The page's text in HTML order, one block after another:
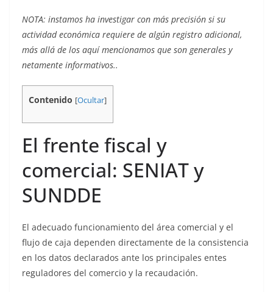
NOTA: instamos ha investigar con más precisión si su
actividad económica requiere de algún registro adicional,
más allá de los aquí mencionamos que son generales y
netamente informativos..
Contenido [Ocultar]
El frente fiscal y
comercial: SENIAT y
SUNDDE
El adecuado funcionamiento del área comercial y el
flujo de caja dependen directamente de la consistencia
en los datos declarados ante los principales entes
reguladores del comercio y la recaudación.